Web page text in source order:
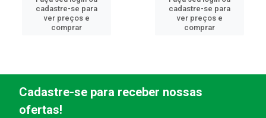
cadastre-se para
ver preços e
comprar
cadastre-se para
ver preços e
comprar
Cadastre-se para receber nossas
ofertas!